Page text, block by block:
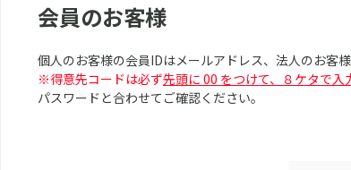
会員のお客様
個人のお客様の会員IDはメールアドレス、法人のお客
※得意先コードは必ず先頭に 00 をつけて、８ケタで入
パスワードと合わせてご確認ください。